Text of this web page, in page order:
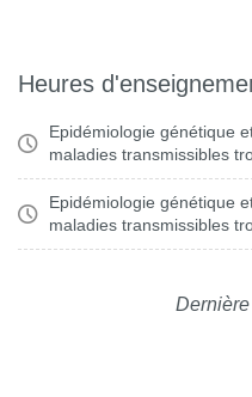
Heures
Epidémiologie génétique
maladies transmissibles
Epidémiologie génétique
maladies transmissibles